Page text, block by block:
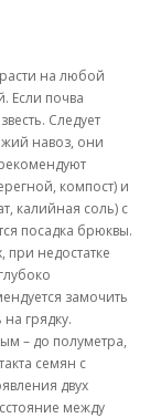
на любой
Если почва
Следует
навоз, они
компост) и
калийная соль) с
посадка брюквы.
при недостатке
замочить
грядку.
– до полуметра,
семян с
двух
между